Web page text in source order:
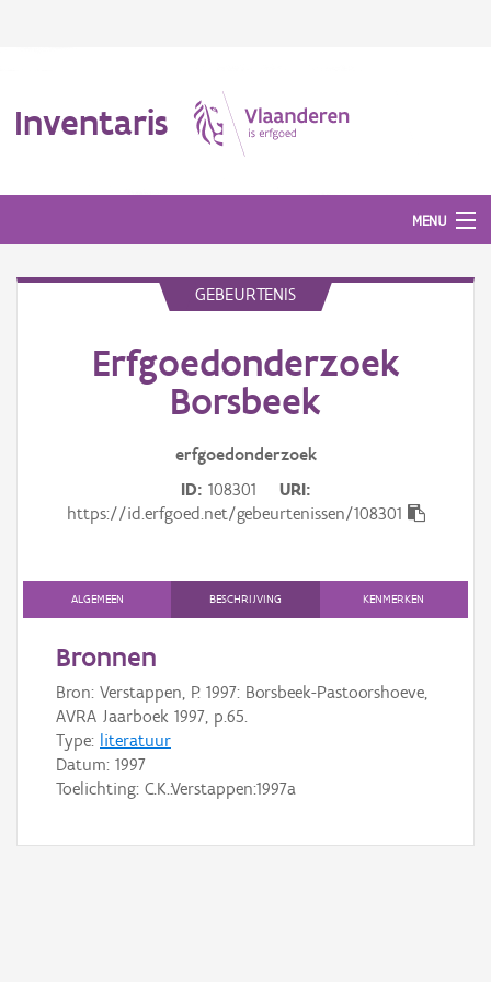
Inventaris
MENU
Aanduidingsobject
Gebeurtenis
Downloads
Hergebruik
Aanmelden
GEBEURTENIS
Erfgoedonderzoek
Borsbeek
erfgoedonderzoek
ID 108301
URI
https://id.erfgoed.net/gebeurtenissen/108301
ALGEMEEN BESCHRIJVING KENMERKEN
Bronnen
Bron: Verstappen, P. 1997: Borsbeek-Pastoorshoeve,
AVRA Jaarboek 1997, p.65.
Type: literatuur
Datum: 1997
Toelichting: C.K.:Verstappen:1997a